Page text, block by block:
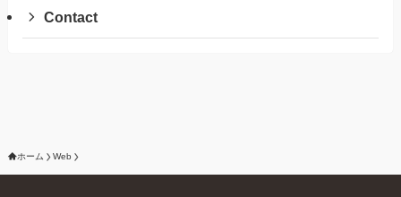
Contact
ホーム Web